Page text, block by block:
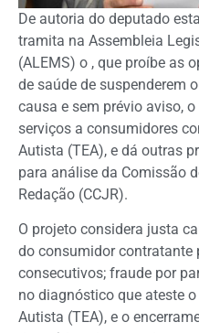
De autoria do deputado
tramita na Assembleia
(ALEMS) o , que proíbe as
de saúde de suspenderem
causa e sem prévio aviso,
serviços a consumidores
Autista (TEA), e dá outras
para análise da Comissão
Redação (CCJR).
O projeto considera justa
do consumidor contratante
consecutivos; fraude por
no diagnóstico que ateste
Autista (TEA), e o